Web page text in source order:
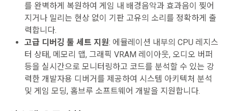
를 완벽하게 복원하여 게임 내 배경음악과 효과음이 찢어
지거나 밀리는 현상 없이 기판 고유의 소리를 정확하게 출
력합니다.
고급 디버깅 툴 세트 지원: 에뮬레이션 내부의 CPU 레지스
터 상태, 메모리 맵, 그래픽 VRAM 레이아웃, 오디오 버퍼
등을 실시간으로 모니터링하고 코드를 분석할 수 있는 강
력한 개발자용 디버거를 제공하여 시스템 아키텍처 분석
및 게임 모딩, 홈브루 소프트웨어 개발을 지원합니다.